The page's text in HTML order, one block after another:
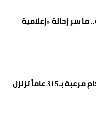
سر إحالة «إعلامية
سجن طفل لمدة قرن.. أحكام مرعبة بـ315 عاماً تزلزل